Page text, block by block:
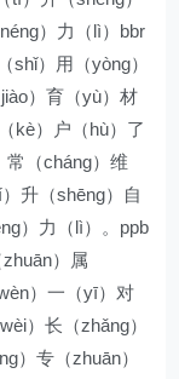
）力（lì）bbr
shǐ）用（yòng）
）育（yù）材
kè）户（hù）了
常（cháng）维
升（shēng）自
）力（lì）。ppb
）属
）一（yī）对
）长（zhǎng）
）专（zhuān）